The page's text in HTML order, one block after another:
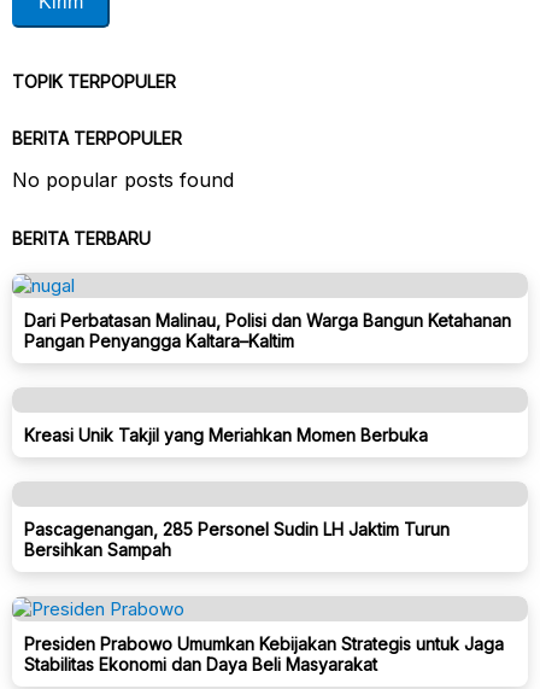
TOPIK TERPOPULER
BERITA TERPOPULER
No popular posts found
BERITA TERBARU
Dari Perbatasan Malinau, Polisi dan Warga Bangun Ketahanan
Pangan Penyangga Kaltara–Kaltim
Kreasi Unik Takjil yang Meriahkan Momen Berbuka
Pascagenangan, 285 Personel Sudin LH Jaktim Turun
Bersihkan Sampah
Presiden Prabowo Umumkan Kebijakan Strategis untuk Jaga
Stabilitas Ekonomi dan Daya Beli Masyarakat